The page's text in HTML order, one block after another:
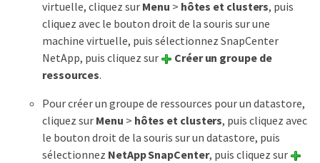
virtuelle, cliquez sur Menu > hôtes et clusters, puis
cliquez avec le bouton droit de la souris sur une
machine virtuelle, puis sélectionnez SnapCenter
NetApp, puis cliquez sur
Créer un groupe de
ressources.
Pour créer un groupe de ressources pour un datastore,
cliquez sur Menu > hôtes et clusters, puis cliquez avec
le bouton droit de la souris sur un datastore, puis
sélectionnez NetApp SnapCenter, puis cliquez sur